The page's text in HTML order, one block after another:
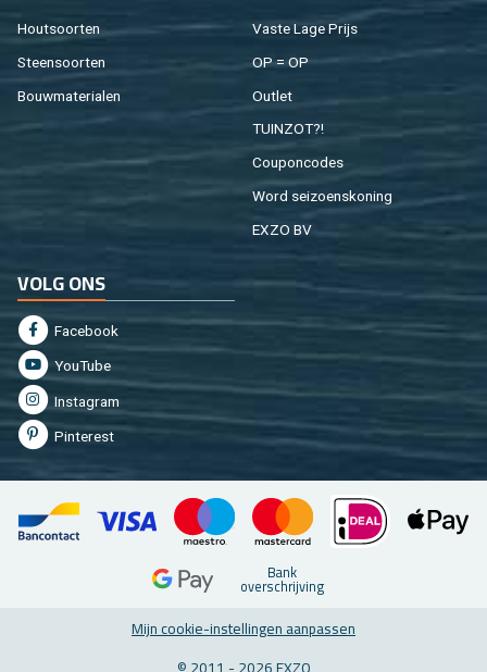
Hout­soor­ten
Steen­soor­ten
Bouw­ma­te­ri­a­len
Vaste Lage Prijs
OP = OP
Out­let
TUIN­ZOT?!
Cou­pon­co­des
Word sei­zoens­ko­ning
EXZO BV
VOLG ONS
Fa­cebook
You­Tu­be
In­st­agram
Pin­te­rest
Bank
over­schrij­ving
Mijn coo­kie-in­stel­lin­gen aan­pas­sen